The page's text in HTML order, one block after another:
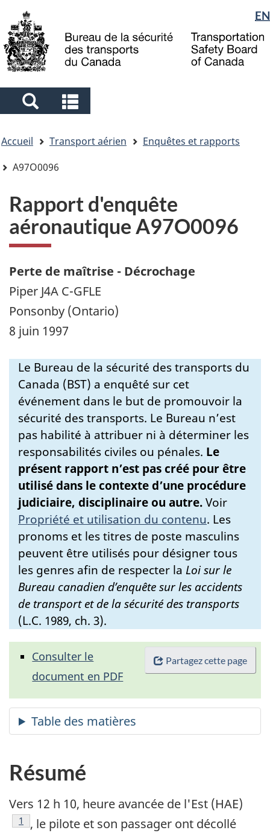
to
main
to
"About
government"
à
la
Sélection
de
la
langue
EN
Search
and
menus
and
menus
êtes
ici
Accueil Transport aérien
Enquêtes et rapports
A97O0096
Rapport d'enquête
aéronautique A97O0096
Perte de maîtrise - Décrochage
Piper J4A C-GFLE
Ponsonby (Ontario)
8 juin 1997
Le Bureau de la sécurité des transports du
Canada (BST) a enquêté sur cet
événement dans le but de promouvoir la
sécurité des transports. Le Bureau n’est
pas habilité à attribuer ni à déterminer les
responsabilités civiles ou pénales. Le
présent rapport n’est pas créé pour être
utilisé dans le contexte d’une procédure
judiciaire, disciplinaire ou autre.Voir
Propriété et utilisation du contenu. Les
pronoms et les titres de poste masculins
peuvent être utilisés pour désigner tous
les genres afin de respecter la Loi sur le
Bureau canadien d’enquête sur les accidents
de transport et de la sécurité des transports
(L.C. 1989, ch. 3).
Partagez cette page
Consulter le
document en PDF
Résumé
Vers 12 h 10, heure avancée de l'Est (HAE)
Note de bas de page
1
, le pilote et son passager ont décollé